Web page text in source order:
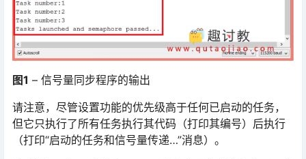
图1 – 信号量同步程序的输出
请注意，尽管设置功能的优先级高于任何已启动的任务，
但它只执行了所有任务执行其代码（打印其编号）后执行
（打印“启动的任务和信号量传递…”消息）。